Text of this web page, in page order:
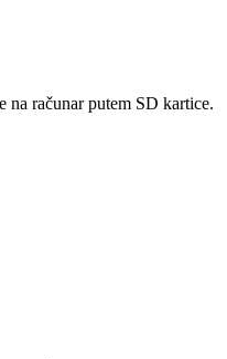
na računar putem SD kartice.